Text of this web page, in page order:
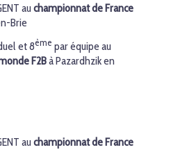
au championnat de France
Brie
et 8ème par équipe au
F2Bà Pazardhzik en
au championnat de France